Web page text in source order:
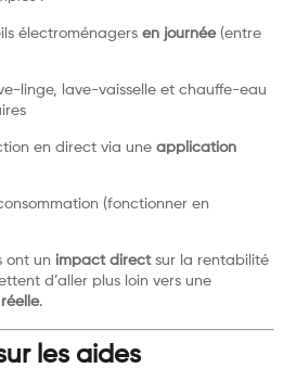
électroménagers en journée(entre
linge, lave-vaisselle et chauffe-eau
en direct via une application
(fonctionner en
ont un impact directsur la rentabilité
d’aller plus loin vers une
.
les aides